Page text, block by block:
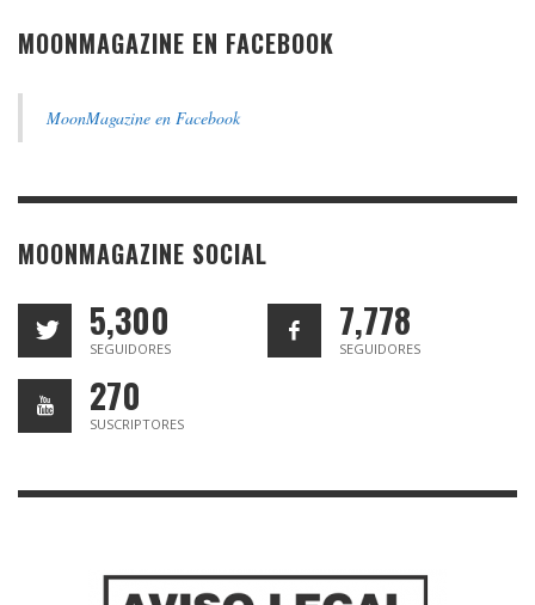
MOONMAGAZINE EN FACEBOOK
MoonMagazine en Facebook
MOONMAGAZINE SOCIAL
5,300
SEGUIDORES
7,778
SEGUIDORES
270
SUSCRIPTORES